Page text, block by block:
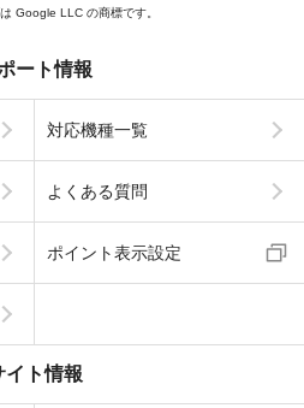
Google LLC の商標です。
ート情報
対応機種一覧
よくある質問
ポイント表示設定
イト情報